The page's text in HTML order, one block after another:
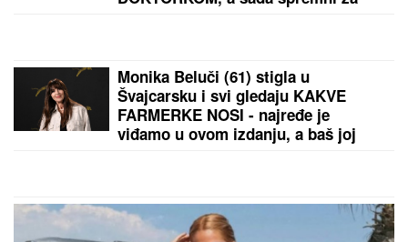
ZUMA na sednicu, a onda je nastala haotična
situacija: Sileuta pod tušem dodatno zapržila čorbu